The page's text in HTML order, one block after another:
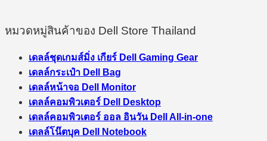
หมวดหมู่สินค้าของ Dell Store Thailand
เดลล์ชุดเกมส์มิ่ง เกียร์ Dell Gaming Gear
เดลล์กระเป๋า Dell Bag
เดลล์หน้าจอ Dell Monitor
เดลล์คอมพิวเตอร์ Dell Desktop
เดลล์คอมพิวเตอร์ ออล อินวัน Dell All-in-one
เดลล์โน๊ตบุค Dell Notebook